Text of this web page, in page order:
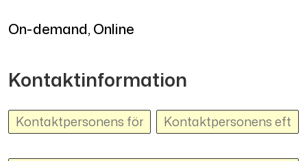
On-demand, Online
Kontaktinformation